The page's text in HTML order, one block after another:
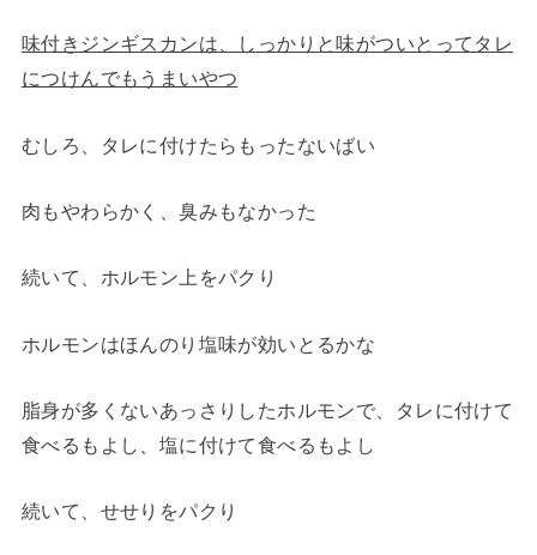
味付きジンギスカンは、しっかりと味がついとってタレ
につけんでもうまいやつ
むしろ、タレに付けたらもったないばい
肉もやわらかく、臭みもなかった
続いて、ホルモン上をパクり
ホルモンはほんのり塩味が効いとるかな
脂身が多くないあっさりしたホルモンで、タレに付けて
食べるもよし、塩に付けて食べるもよし
続いて、せせりをパクり